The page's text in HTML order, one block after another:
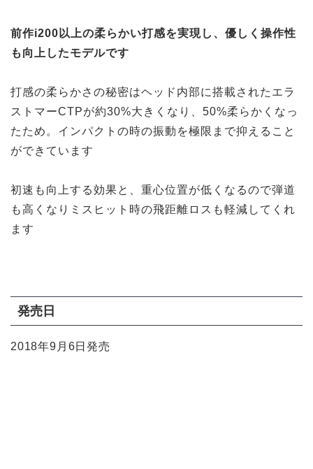
前作i200以上の柔らかい打感を実現し、優しく操作性
も向上したモデルです
打感の柔らかさの秘密はヘッド内部に搭載されたエラ
ストマーCTPが約30%大きくなり、50%柔らかくなっ
たため。インパクトの時の振動を極限まで抑えること
ができています
初速も向上する効果と、重心位置が低くなるので弾道
も高くなりミスヒット時の飛距離ロスも軽減してくれ
ます
発売日
2018年9月6日発売